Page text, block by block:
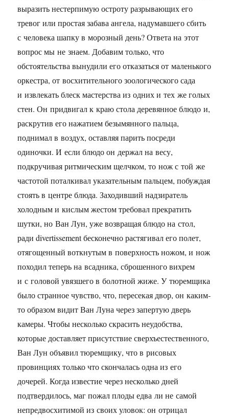
выразить нестерпимую остроту разрывающих его
тревог или простая забава ангела, надумавшего сбить
с человека шапку в морозный день? Ответа на этот
вопрос мы не знаем. Добавим только, что
обстоятельства вынудили его отказаться от маленького
оркестра, от восхитительного зоологического сада
и извлекать блеск мастерства из одних и тех же голых
стен. Он придвигал к краю стола деревянное блюдо и,
раскрутив его нажатием безымянного пальца,
поднимал в воздух, оставляя парить посреди
одиночки. И если блюдо он держал на весу,
подкручивая ритмическим щелчком, то нож с той же
частотой поталкивал указательным пальцем, побуждая
стоять в центре блюда. Заходивший надзиратель
холодным и кислым жестом требовал прекратить
шутки, но Ван Лун, уже возвращая блюдо на стол,
ради divertissement бесконечно растягивал его полет,
отягощенный воткнутым в поверхность ножом, и нож
походил теперь на всадника, сброшенного вихрем
и с головой увязшего в болотной жиже. У тюремщика
было странное чувство, что, пересекая двор, он каким­
то образом видит Ван Луна через запертую дверь
камеры. Чтобы несколько скрасить неудобства,
которые доставляет присутствие сверхъестественного,
Ван Лун объявил тюремщику, что в рисовых
провинциях только что скончалась одна из его
дочерей. Когда известие через несколько дней
подтвердилось, маг пожал плоды едва ли не самой
непредвосхитимой из своих уловок: он отрицал